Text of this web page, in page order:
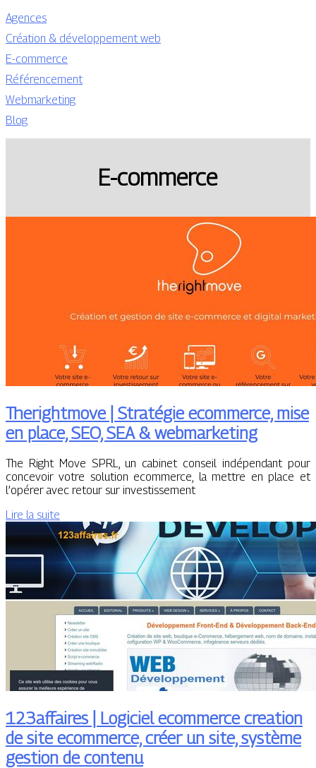
Agences
Création & développement web
E-commerce
Référencement
Webmarketing
Blog
E-commerce
Therightmo­ve | Stratégie ecommerce, mise
en place, SEO, SEA & web­mar­ke­ting
The Right Move SPRL, un cabinet conseil indépendant pour
concevoir votre solution ecommerce, la mettre en place et
l’opérer avec retour sur investissement
Lire la suite
123affaires | Logiciel ecommerce creation
de site ecommerce, créer un site, système
gestion de contenu